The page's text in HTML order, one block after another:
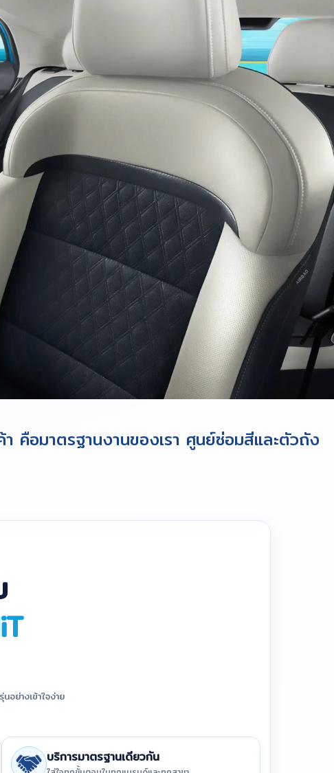
คือมาตรฐานงานของเรา ศูนย์ซ่อมสีและตัวถัง
ย่างเข้าใจง่าย
บริการมาตรฐานเดียวกัน